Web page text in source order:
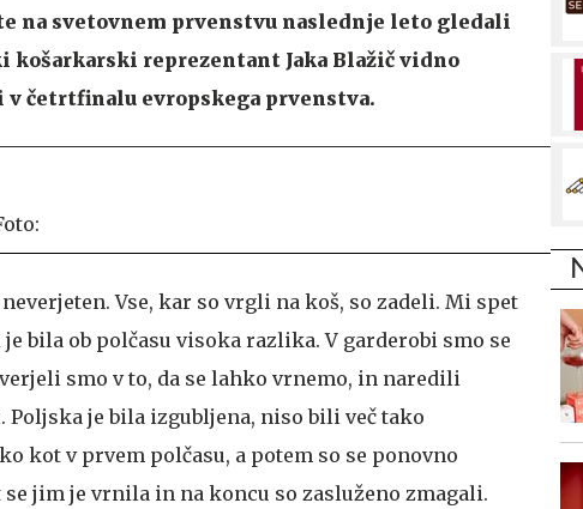
na svetovnem prvenstvu naslednje leto gledali
reprezentant Jaka Blažič vidno
v četrtfinalu evropskega prvenstva.
Vse, kar so vrgli na koš, so zadeli. Mi spet
bila ob polčasu visoka razlika. V garderobi smo se
smo v to, da se lahko vrnemo, in naredili
je bila izgubljena, niso bili več tako
kot v prvem polčasu, a potem so se ponovno
jim je vrnila in na koncu so zasluženo zmagali.